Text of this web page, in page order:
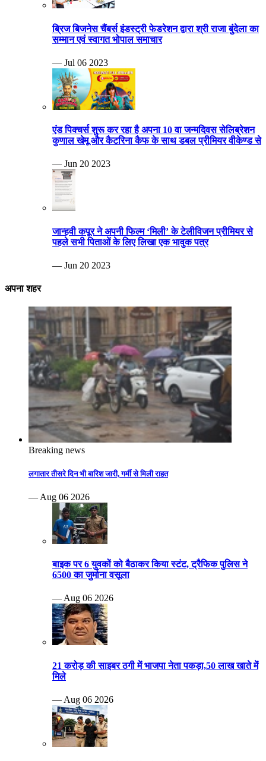
ब्रिज बिजनेस चैंबर्स इंडस्ट्री फेडरेशन द्वारा श्री राजा बुंदेला का
सम्मान एवं स्वागत भोपाल समाचार
— Jul 06 2023
एंड पिक्चर्स शुरू कर रहा है अपना 10 वा जन्मदिवस सेलिब्रेशन
कुणाल खेमू और कैटरिना कैफ के साथ डबल प्रीमियर वीकेण्ड से
— Jun 20 2023
जान्हवी कपूर ने अपनी फिल्म ‘मिली’ के टेलीविजन प्रीमियर से
पहले सभी पिताओं के लिए लिखा एक भावुक पत्र
— Jun 20 2023
अपना शहर
Breaking news
लगातार तीसरे दिन भी बारिश जारी, गर्मी से मिली राहत
— Aug 06 2026
बाइक पर 6 युवकों को बैठाकर किया स्टंट, ट्रैफिक पुलिस ने
6500 का जुर्माना वसूला
— Aug 06 2026
21 करोड़ की साइबर ठगी में भाजपा नेता पकड़ा,50 लाख खाते में
मिले
— Aug 06 2026